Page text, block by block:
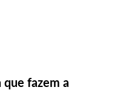
fazem a